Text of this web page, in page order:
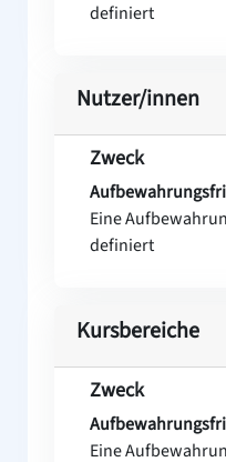
definiert
Nutzer/innen
Zweck
Eine
definiert
Kursbereiche
Zweck
Eine